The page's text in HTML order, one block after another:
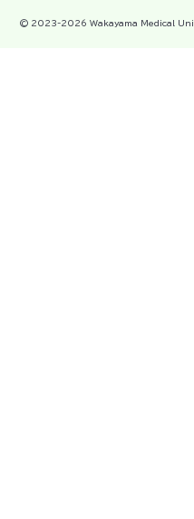
© 2023-2026 Wakayama Medical